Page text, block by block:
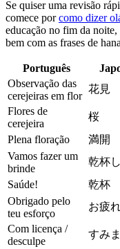
Se quiser uma revisão
comece porcomo dizer
educação no fim da noite,
bem com as frases de
Português
Observação das
cerejeiras em flor
花見
Flores de
cerejeira
桜
Plena floração
満開
Vamos fazer um
brinde
乾杯
Saúde!
乾杯
Obrigado pelo
teu esforço
お疲
Com licença /
desculpe
すみ